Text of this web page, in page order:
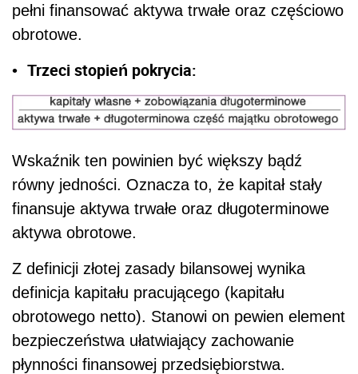
pełni finansować aktywa trwałe oraz częściowo
obrotowe.
• Trzeci stopień pokrycia:
Wskaźnik ten powinien być większy bądź
równy jedności. Oznacza to, że kapitał stały
finansuje aktywa trwałe oraz długoterminowe
aktywa obrotowe.
Z definicji złotej zasady bilansowej wynika
definicja kapitału pracującego (kapitału
obrotowego netto). Stanowi on pewien element
bezpieczeństwa ułatwiający zachowanie
płynności finansowej przedsiębiorstwa.